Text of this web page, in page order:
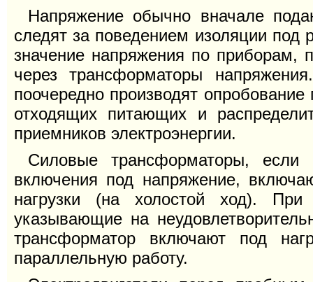
Напряжение обычно вначале
следят за поведением изоляции
значение напряжения по приборам,
через трансформаторы
поочередно производят
отходящих питающих и
приемников электроэнергии.
Силовые трансформаторы,
включения под напряжение,
нагрузки (на холостой ход).
указывающие на
трансформатор включают под
параллельную работу.